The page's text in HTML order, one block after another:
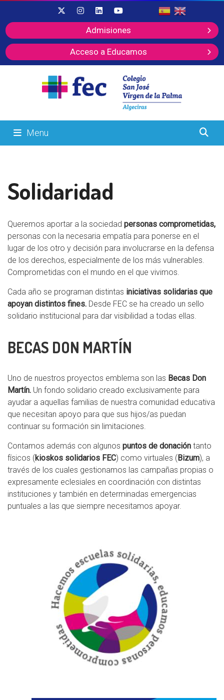
Admisiones
Acceso a Educamos
Menu
Solidaridad
Queremos aportar a la sociedad personas comprometidas,
personas con la necesaria empatía para ponerse en el
lugar de los otro y decisión para involucrarse en la defensa
de los derechos, especialmente de los más vulnerables.
Comprometidas con el mundo en el que vivimos.
Cada año se programan distintas iniciativas solidarias que
apoyan distintos fines. Desde FEC se ha creado un sello
solidario institucional para dar visibilidad a todas ellas.
BECAS DON MARTÍN
Uno de nuestros proyectos emblema son las Becas Don
Martín. Un fondo solidario creado exclusivamente para
ayudar a aquellas familias de nuestra comunidad educativa
que necesitan apoyo para que sus hijos/as puedan
continuar su formación sin limitaciones.
Contamos además con algunos puntos de donación tanto
físicos (kioskos solidarios FEC) como virtuales (Bizum), a
través de los cuales gestionamos las campañas propias o
expresamente eclesiales en coordinación con distintas
instituciones y también en determinadas emergencias
puntuales a las que siempre necesitamos apoyar.